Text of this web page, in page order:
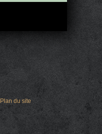
Plan du site